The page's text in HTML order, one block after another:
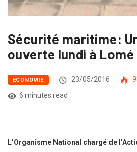
Sécurité maritime:
ouverte lundi à Lomé
ECONOMIE 23/05/2016
6 minutes read
L’Organisme National chargé de